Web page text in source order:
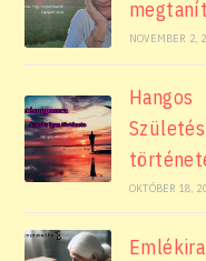
NOVEMBER 2,
OKTÓBER 18,